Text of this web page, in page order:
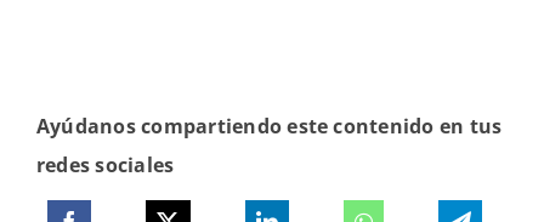
Ayúdanos compartiendo este contenido en tus
redes sociales